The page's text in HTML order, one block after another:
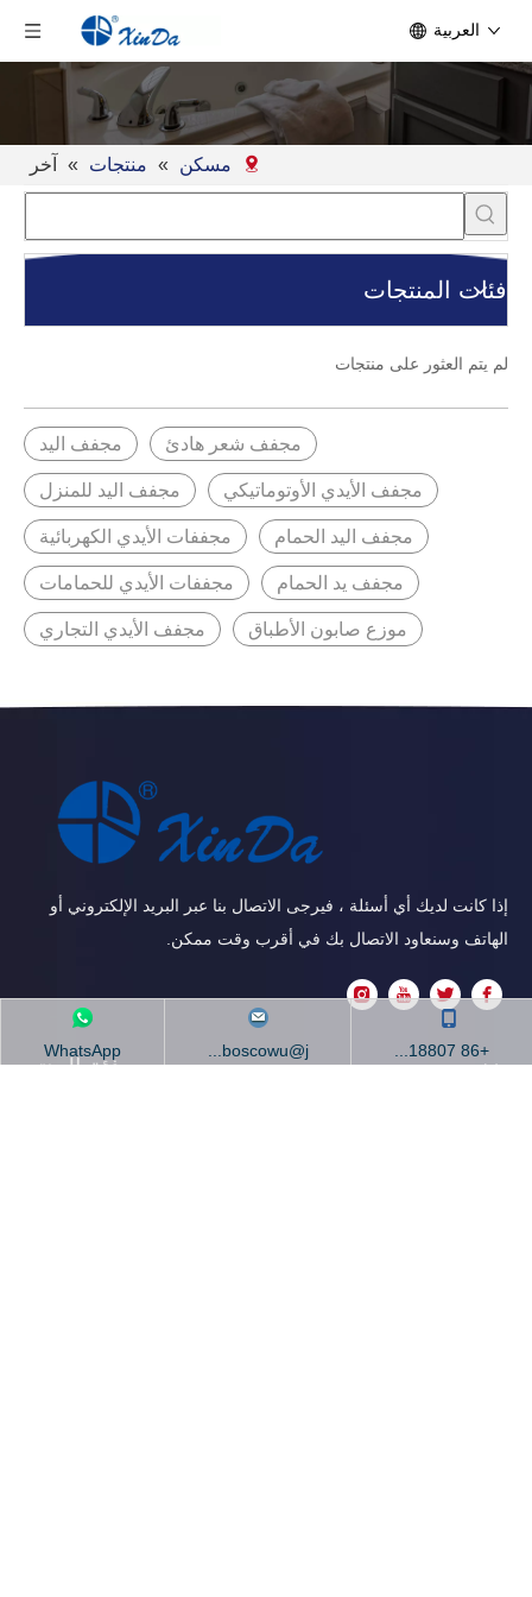
العربية
مسكن » منتجات » آخر
فئات المنتجات
لم يتم العثور على منتجات
مجفف اليد مجفف شعر هادئ
مجفف اليد للمنزل مجفف الأيدي الأوتوماتيكي
مجففات الأيدي الكهربائية مجفف اليد الحمام
مجففات الأيدي للحمامات مجفف يد الحمام
مجفف الأيدي التجاري موزع صابون الأطباق
إذا كانت لديك أي أسئلة ، فيرجى الاتصال بنا عبر البريد الإلكتروني أو
الهاتف وسنعاود الاتصال بك في أقرب وقت ممكن.
فئة المنتج
+86 18807...
boscowu@j...
WhatsApp